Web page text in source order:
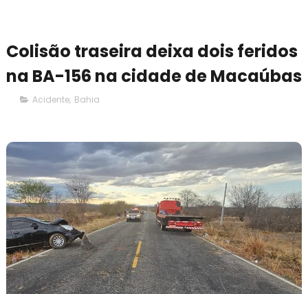
Colisão traseira deixa dois feridos
na BA-156 na cidade de Macaúbas
Acidente, Bahia